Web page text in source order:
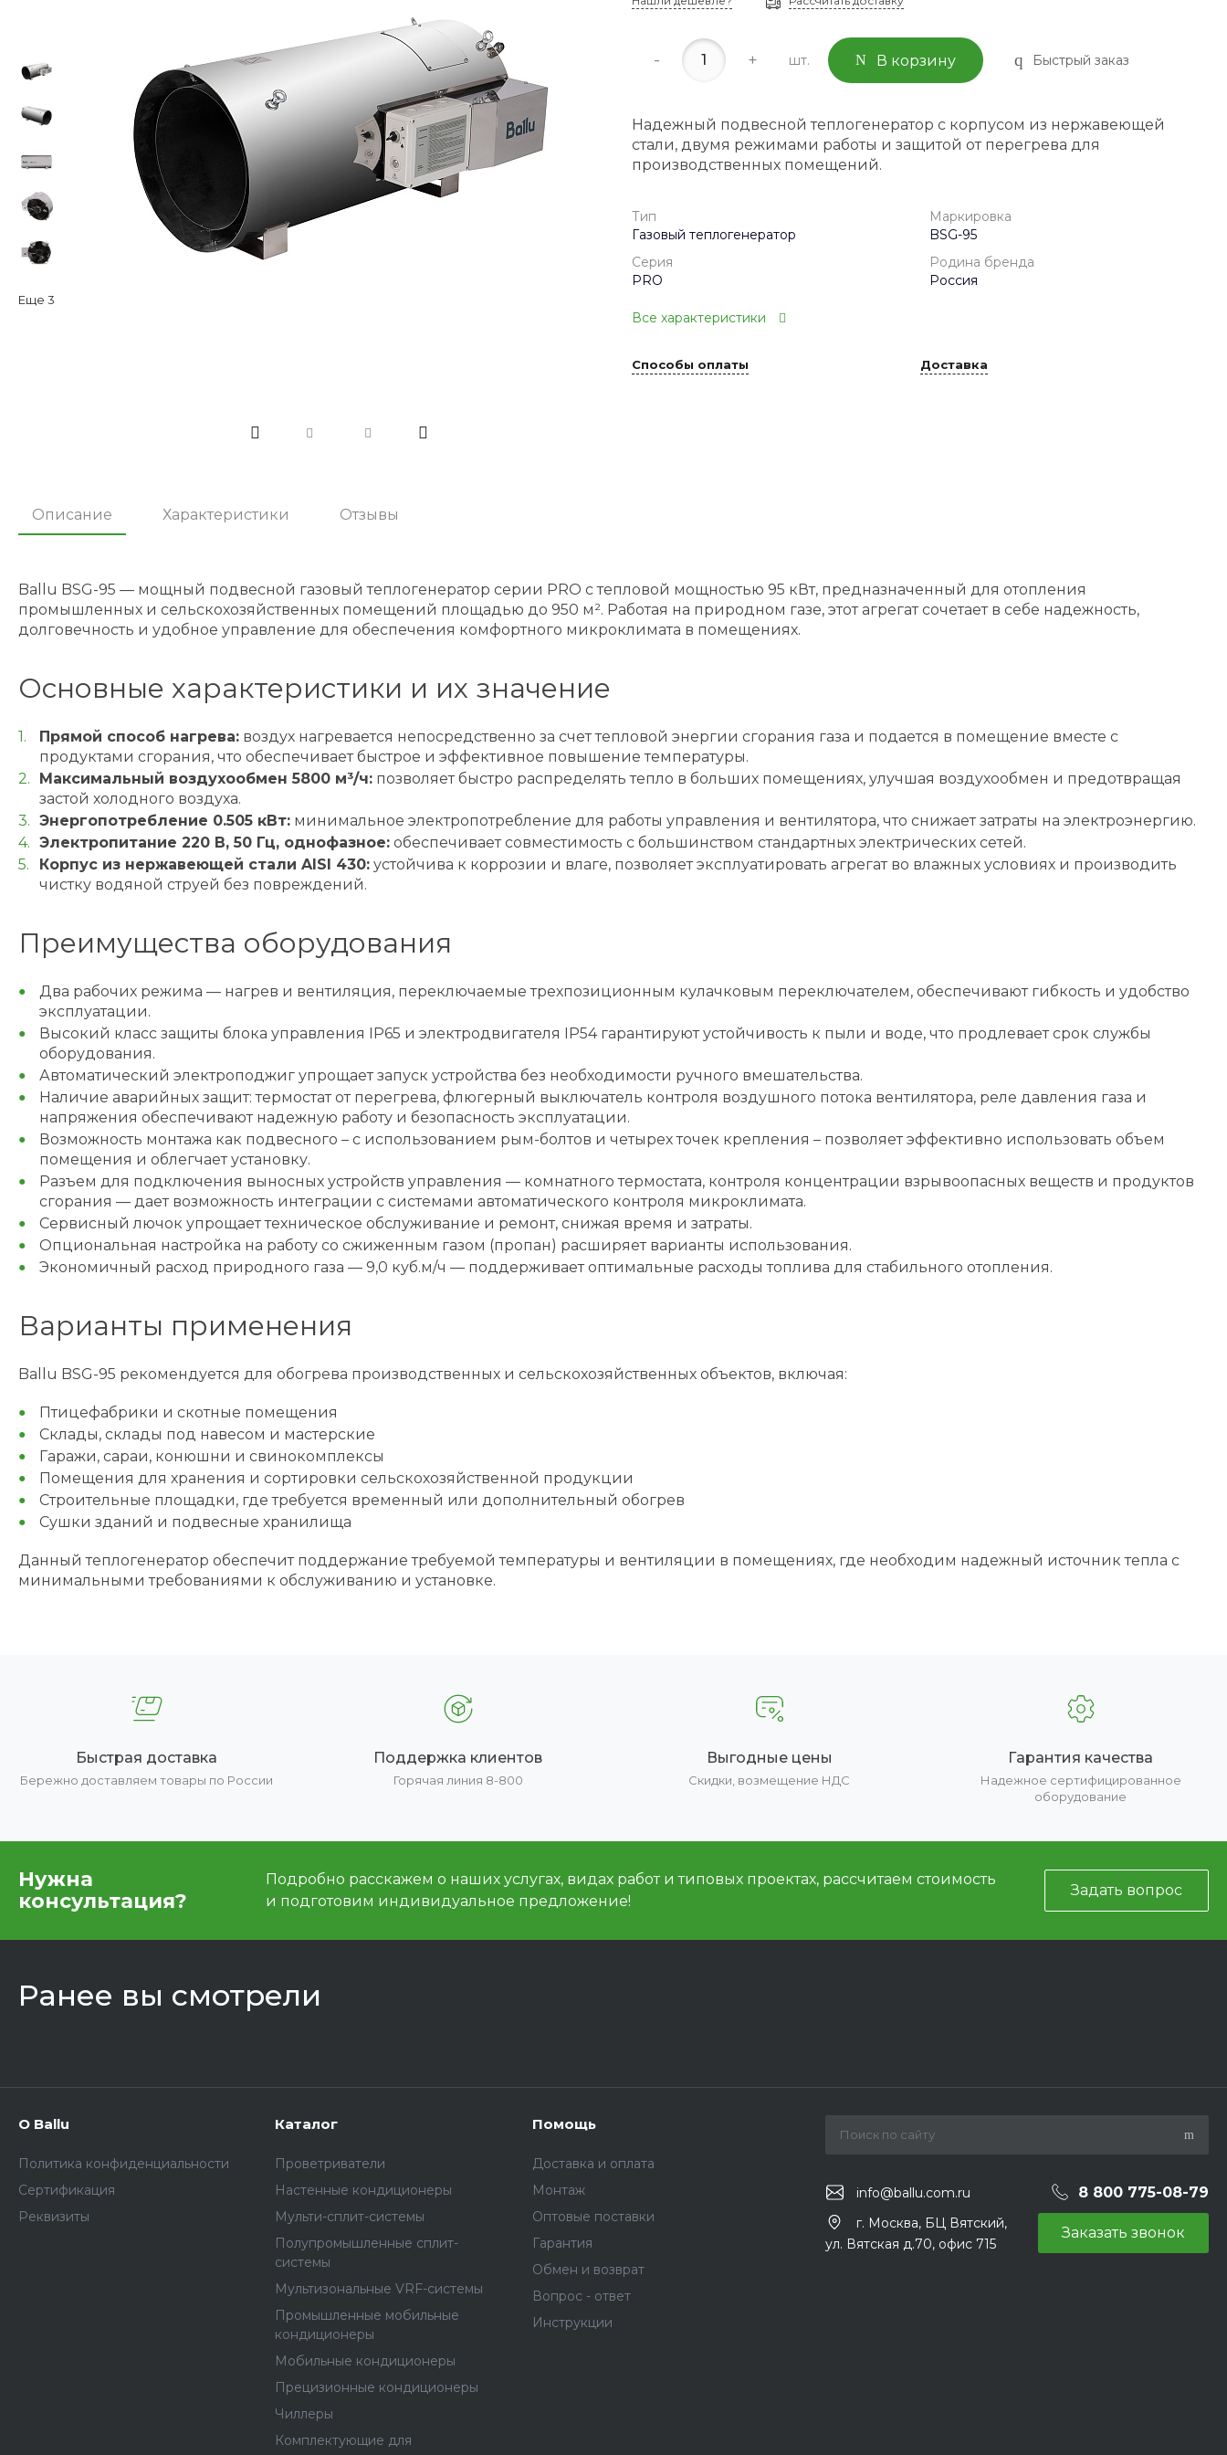
Еще 3
- + шт. В корзину Быстрый заказ
Надежный подвесной теплогенератор с корпусом из нержавеющей
стали, двумя режимами работы и защитой от перегрева для
производственных помещений.
Тип
Газовый теплогенератор
Маркировка
BSG-95
Серия
PRO
Родина бренда
Россия
Все характеристики
Способы оплаты Доставка
Описание Характеристики Отзывы
Ballu BSG-95 — мощный подвесной газовый теплогенератор серии PRO с тепловой мощностью 95 кВт, предназначенный для отопления
промышленных и сельскохозяйственных помещений площадью до 950 м². Работая на природном газе, этот агрегат сочетает в себе надежность,
долговечность и удобное управление для обеспечения комфортного микроклимата в помещениях.
Основные характеристики и их значение
Прямой способ нагрева:воздух нагревается непосредственно за счет тепловой энергии сгорания газа и подается в помещение вместе с
продуктами сгорания, что обеспечивает быстрое и эффективное повышение температуры.
Максимальный воздухообмен 5800 м³/ч:позволяет быстро распределять тепло в больших помещениях, улучшая воздухообмен и предотвращая
застой холодного воздуха.
Энергопотребление 0.505 кВт:минимальное электропотребление для работы управления и вентилятора, что снижает затраты на электроэнергию.
Электропитание 220 В, 50 Гц, однофазное:обеспечивает совместимость с большинством стандартных электрических сетей.
Корпус из нержавеющей стали AISI 430:устойчива к коррозии и влаге, позволяет эксплуатировать агрегат во влажных условиях и производить
чистку водяной струей без повреждений.
Преимущества оборудования
Два рабочих режима — нагрев и вентиляция, переключаемые трехпозиционным кулачковым переключателем, обеспечивают гибкость и удобство
эксплуатации.
Высокий класс защиты блока управления IP65 и электродвигателя IP54 гарантируют устойчивость к пыли и воде, что продлевает срок службы
оборудования.
Автоматический электроподжиг упрощает запуск устройства без необходимости ручного вмешательства.
Наличие аварийных защит: термостат от перегрева, флюгерный выключатель контроля воздушного потока вентилятора, реле давления газа и
напряжения обеспечивают надежную работу и безопасность эксплуатации.
Возможность монтажа как подвесного – с использованием рым-болтов и четырех точек крепления – позволяет эффективно использовать объем
помещения и облегчает установку.
Разъем для подключения выносных устройств управления — комнатного термостата, контроля концентрации взрывоопасных веществ и продуктов
сгорания — дает возможность интеграции с системами автоматического контроля микроклимата.
Сервисный лючок упрощает техническое обслуживание и ремонт, снижая время и затраты.
Опциональная настройка на работу со сжиженным газом (пропан) расширяет варианты использования.
Экономичный расход природного газа — 9,0 куб.м/ч — поддерживает оптимальные расходы топлива для стабильного отопления.
Варианты применения
Ballu BSG-95 рекомендуется для обогрева производственных и сельскохозяйственных объектов, включая:
Птицефабрики и скотные помещения
Склады, склады под навесом и мастерские
Гаражи, сараи, конюшни и свинокомплексы
Помещения для хранения и сортировки сельскохозяйственной продукции
Строительные площадки, где требуется временный или дополнительный обогрев
Сушки зданий и подвесные хранилища
Данный теплогенератор обеспечит поддержание требуемой температуры и вентиляции в помещениях, где необходим надежный источник тепла с
минимальными требованиями к обслуживанию и установке.
Быстрая доставка
Бережно доставляем товары по России
Поддержка клиентов
Горячая линия 8-800
Выгодные цены
Скидки, возмещение НДС
Гарантия качества
Надежное сертифицированное
оборудование
Нужна
консультация?
Подробно расскажем о наших услугах, видах работ и типовых проектах, рассчитаем стоимость
и подготовим индивидуальное предложение!
Задать вопрос
Ранее вы смотрели
О Ballu
Политика конфиденциальности
Сертификация
Реквизиты
Каталог
Проветриватели
Настенные кондиционеры
Мульти-сплит-системы
Полупромышленные сплит-
системы
Мультизональные VRF-системы
Промышленные мобильные
кондиционеры
Мобильные кондиционеры
Прецизионные кондиционеры
Чиллеры
Комплектующие для
Помощь
Доставка и оплата
Монтаж
Оптовые поставки
Гарантия
Обмен и возврат
Вопрос - ответ
Инструкции
info@ballu.com.ru 8 800 775-08-79
г. Москва, БЦ Вятский,
ул. Вятская д.70, офис 715
Заказать звонок